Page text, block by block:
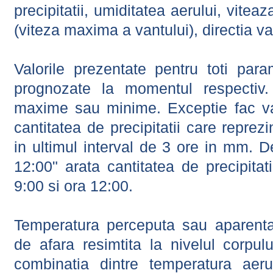
precipitatii, umiditatea aerului,
(viteza maxima a vantului), directia
Valorile prezentate pentru toti
prognozate la momentul
maxime sau minime. Exceptie fac
cantitatea de precipitatii care
in ultimul interval de 3 ore in mm.
12:00" arata cantitatea de
9:00 si ora 12:00.
Temperatura perceputa sau
de afara resimtita la nivelul
combinatia dintre temperatura